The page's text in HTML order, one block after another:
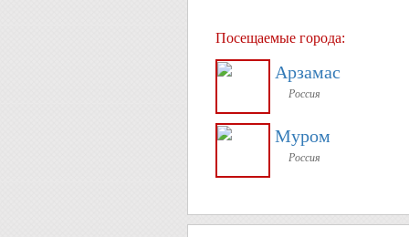
Посещаемые города:
Арзамас
Россия
Муром
Россия